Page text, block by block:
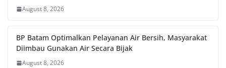
August 8, 2026
BP Batam Optimalkan Pelayanan Air Bersih, Masyarakat
Diimbau Gunakan Air Secara Bijak
August 8, 2026